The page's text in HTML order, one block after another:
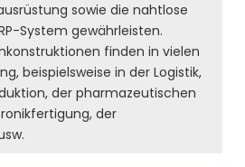
sowie die nahtlose
System gewährleisten.
finden in vielen
beispielsweise in der Logistik,
der pharmazeutischen
der